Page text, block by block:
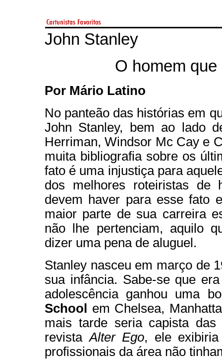
John Stanley
O homem
Por Mário Latino
No panteão das histórias em
John Stanley, bem ao lado
Herriman, Windsor Mc Cay e
muita bibliografia sobre os
fato é uma injustiça para
dos melhores roteiristas de
devem haver para esse fato
maior parte de sua carreira
não lhe pertenciam, aquilo
dizer uma pena de aluguel.
Stanley nasceu em março de
sua infância. Sabe-se que
adolescência ganhou uma
School
em Chelsea,
mais tarde seria capista
revistaAlter Ego, ele
profissionais da área não